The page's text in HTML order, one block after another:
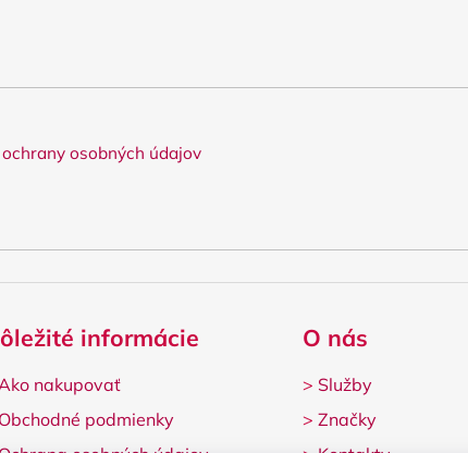
osobných údajov
informácie
nakupovať
Obchodné podmienky
O nás
> Služby
> Značky